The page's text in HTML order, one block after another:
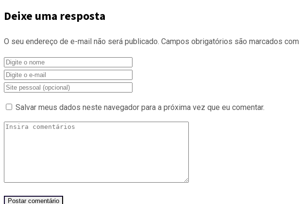
Deixe uma resposta
O seu endereço de e-mail não será publicado. Campos obrigatórios são marcados com
Salvar meus dados neste navegador para a próxima vez que eu comentar.